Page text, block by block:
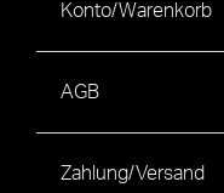
Konto/Warenkorb
AGB
Zahlung/Versand